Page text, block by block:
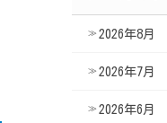
2026年8月
2026年7月
2026年6月